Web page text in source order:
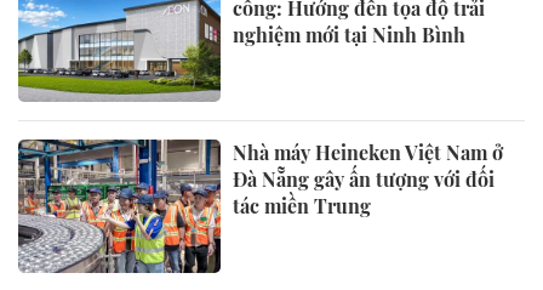
công: Hướng đến tọa độ trải
nghiệm mới tại Ninh Bình
Nhà máy Heineken Việt Nam ở
Đà Nẵng gây ấn tượng với đối
tác miền Trung